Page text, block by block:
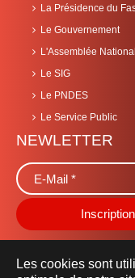
Les cookies sont
La Présidence du
Le Gouvernement
L'Assemblée
Le SIG
Le PNDES
Le Service Public
NEWLETTER